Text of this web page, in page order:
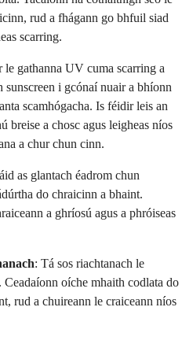
rud a fhágann go bhfuil siad
scarring.
le gathanna UV cuma scarring a
sunscreen i gcónaí nuair a bhíonn
scamhógacha. Is féidir leis an
breise a chosc agus leigheas níos
a chur chun cinn.
as glantach éadrom chun
do chraicinn a bhaint.
a ghríosú agus a phróiseas
: Tá sos riachtanach le
oíche mhaith codlata do
rud a chuireann le craiceann níos